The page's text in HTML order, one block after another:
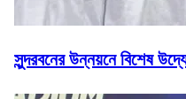
সুন্দরবনের উন্নয়নে বিশেষ